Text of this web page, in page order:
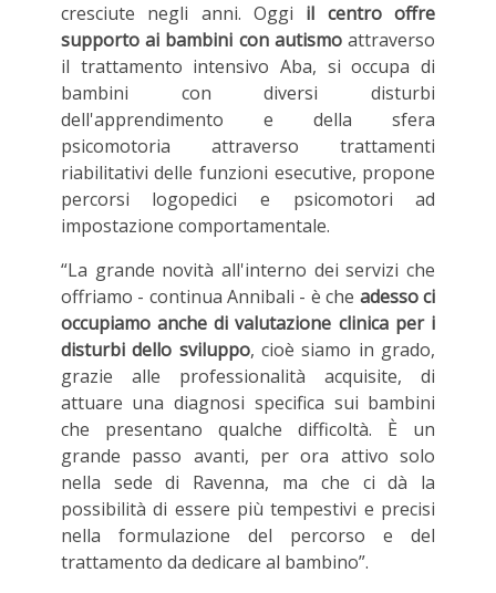
cresciute negli anni. Oggi il centro offre
supporto ai bambini con autismoattraverso
il trattamento intensivo Aba, si occupa di
bambini con diversi disturbi
dell'apprendimento e della sfera
psicomotoria attraverso trattamenti
riabilitativi delle funzioni esecutive, propone
percorsi logopedici e psicomotori ad
impostazione comportamentale.
“La grande novità all'interno dei servizi che
offriamo - continua Annibali - è che adesso ci
occupiamo anche di valutazione clinica per i
disturbi dello sviluppo, cioè siamo in grado,
grazie alle professionalità acquisite, di
attuare una diagnosi specifica sui bambini
che presentano qualche difficoltà. È un
grande passo avanti, per ora attivo solo
nella sede di Ravenna, ma che ci dà la
possibilità di essere più tempestivi e precisi
nella formulazione del percorso e del
trattamento da dedicare al bambino”.